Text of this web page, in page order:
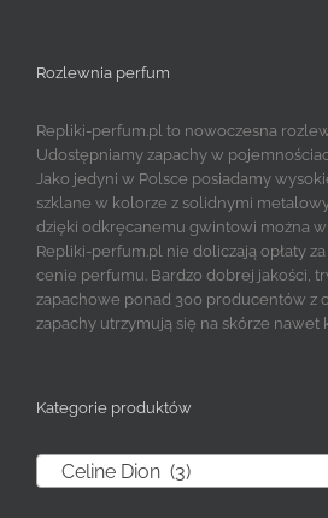
Rozlewnia perfum
Repliki-perfum.pl to nowoczesna
Udostępniamy zapachy w
Jako jedyni w Polsce posiadamy
szklane w kolorze z solidnymi
dzięki odkręcanemu gwintowi można
Repliki-perfum.pl nie doliczają opłaty
cenie perfumu. Bardzo dobrej jakości,
zapachowe ponad 300 producentów z
zapachy utrzymują się na skórze nawet
Kategorie produktów
Celine Dion (3)